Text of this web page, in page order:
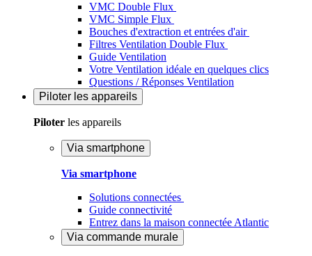
VMC Double Flux
VMC Simple Flux
Bouches d'extraction et entrées d'air
Filtres Ventilation Double Flux
Guide Ventilation
Votre Ventilation idéale en quelques clics
Questions / Réponses Ventilation
Piloter les appareils
Piloter les appareils
Via smartphone
Via smartphone
Solutions connectées
Guide connectivité
Entrez dans la maison connectée Atlantic
Via commande murale